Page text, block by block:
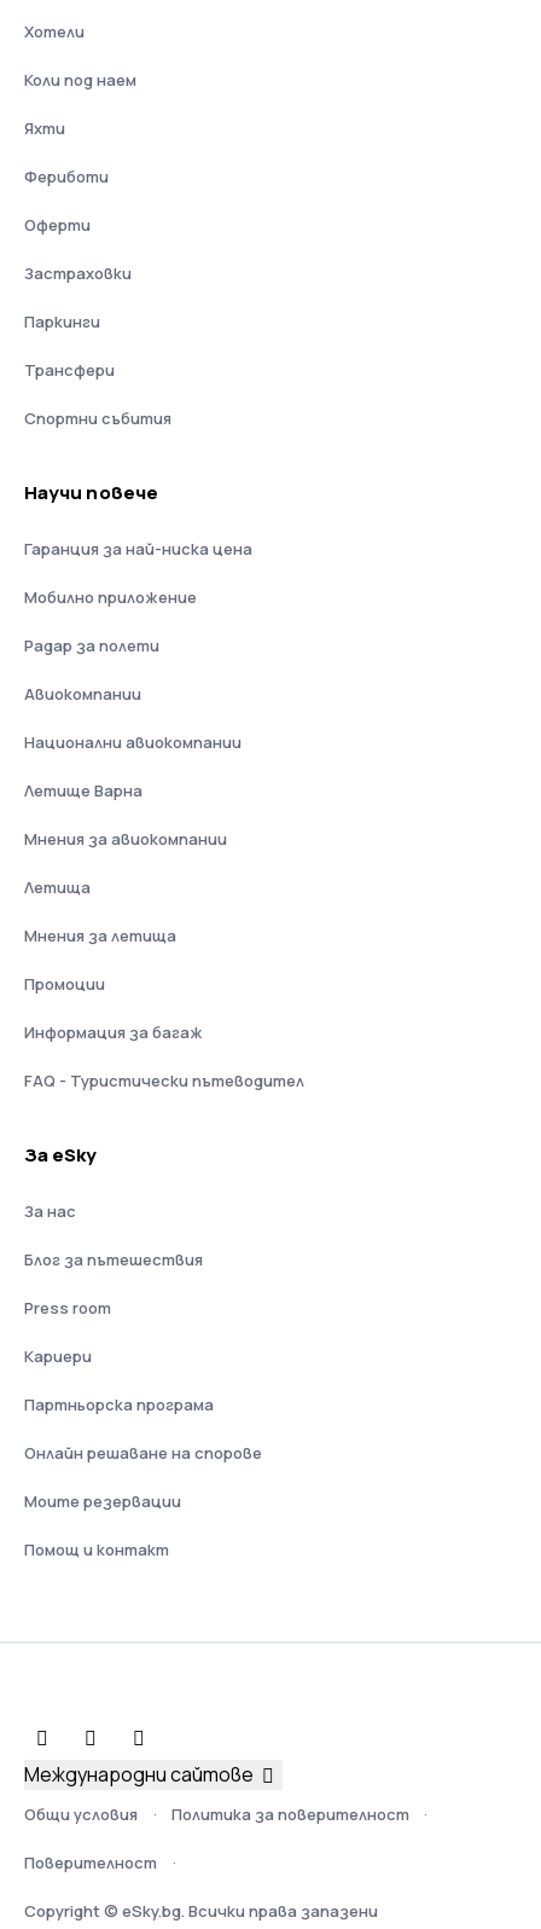
Хотели
Коли под наем
Яхти
Фериботи
Оферти
Застраховки
Паркинги
Трансфери
Спортни събития
Научи повече
Гаранция за най-ниска цена
Мобилно приложение
Радар за полети
Авиокомпании
Национални авиокомпании
Летище Варна
Мнения за авиокомпании
Летища
Мнения за летища
Промоции
Информация за багаж
FAQ - Туристически пътеводител
За eSky
За нас
Блог за пътешествия
Press room
Кариери
Партньорска програма
Онлайн решаване на спорове
Моите резервации
Помощ и контакт
Общи условия Политика за поверителност
Поверителност
Copyright © eSky.bg. Всички права запазени
Международни сайтове